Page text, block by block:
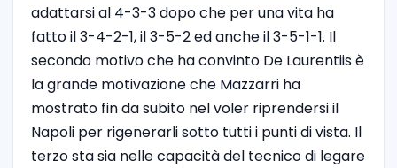
adattarsi al 4-3-3 dopo che per una vita ha
fatto il 3-4-2-1, il 3-5-2 ed anche il 3-5-1-1. Il
secondo motivo che ha convinto De Laurentiis è
la grande motivazione che Mazzarri ha
mostrato fin da subito nel voler riprendersi il
Napoli per rigenerarli sotto tutti i punti di vista. Il
terzo sta sia nelle capacità del tecnico di legare